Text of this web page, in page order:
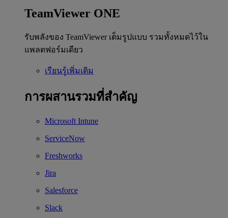
TeamViewer ONE
รับพลังของ TeamViewer เต็มรูปแบบ รวมทั้งหมดไว้ใน
แพลตฟอร์มเดียว
เรียนรู้เพิ่มเติม
การผสานรวมที่สำคัญ
Microsoft Intune
ServiceNow
Freshworks
Jira
Salesforce
Slack